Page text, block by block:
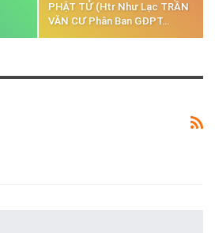
PHẬT TỬ (Htr Như Lạc TRẦN
VĂN CƯ Phân Ban GĐPT…